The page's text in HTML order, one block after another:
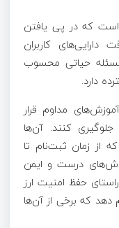
است که در پی یافتن
کاربران
حیاتی محسوب
دارد.
مداوم قرار
کنند. آن‌ها
از زمان ثبت‌نام تا
درست و ایمن
حفظ امنیت ارز
دهد که برخی از آن‌ها